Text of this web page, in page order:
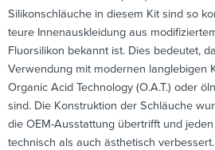
Silikonschläuche in diesem Kit sind so
teure Innenauskleidung aus
Fluorsilikon bekannt ist. Dies bedeutet,
Verwendung mit modernen langlebigen
Organic Acid Technology (O.A.T.) oder
sind. Die Konstruktion der Schläuche
die OEM-Ausstattung übertrifft und
technisch als auch ästhetisch